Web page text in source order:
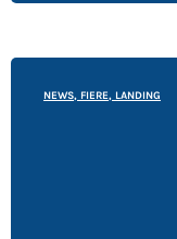
NEWS, FIERE, LANDING